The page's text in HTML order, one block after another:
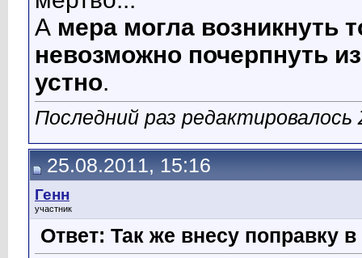
А мера могла возникнуть
невозможно почерпнуть
устно.
Последний раз
25.08.2011, 15:16
Генн
участник
Ответ: Так же внесу поправку